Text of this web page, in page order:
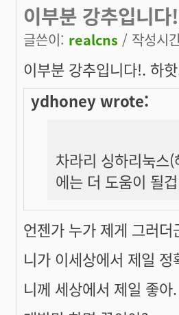
이부분 강추입
글쓴이: realcns / 작성시
이부분 강추입니다!. 하
ydhoney wrote:
차라리 싱하리눅
에는 더 도움이 될
언젠가 누가 제게 그러더
니가 이세상에서 제일
니께 세상에서 제일 좋